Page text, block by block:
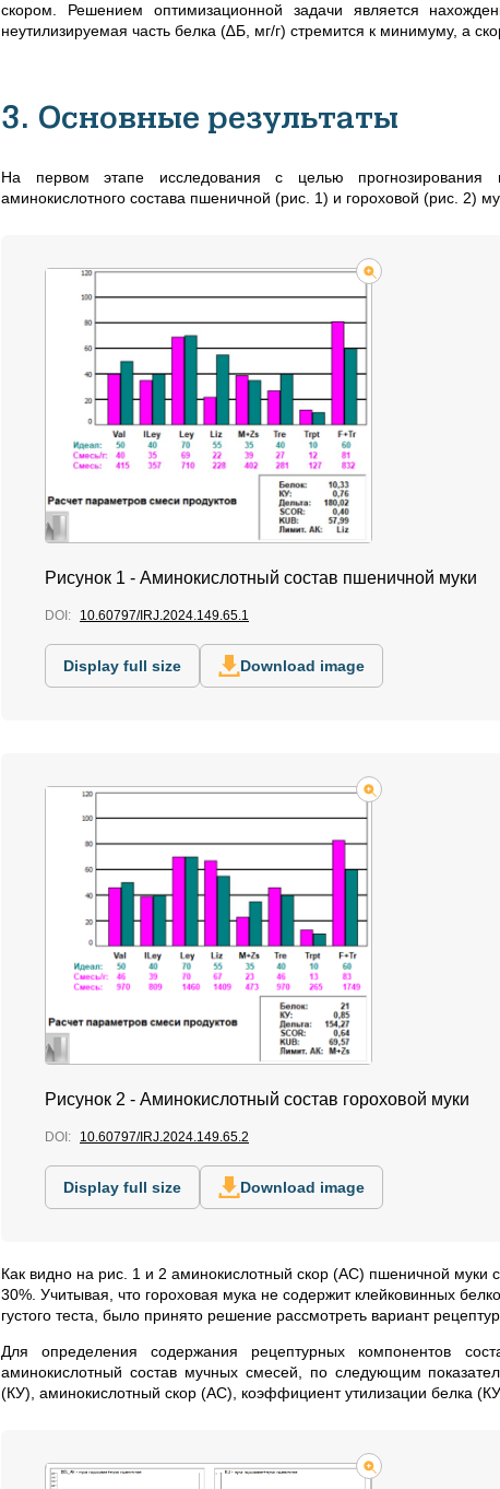
скором. Решением оптимизационной задачи является
неутилизируемая часть белка (∆Б, мг/г) стремится к минимуму, а
3. Основные результаты
На первом этапе исследования с целью прогнозирования
аминокислотного состава пшеничной (рис. 1) и гороховой (рис. 2)
Рисунок 1 - Аминокислотный состав пшеничной муки
DOI: 10.60797/IRJ.2024.149.65.1
Display full size Download image
Рисунок 2 - Аминокислотный состав гороховой муки
DOI: 10.60797/IRJ.2024.149.65.2
Display full size Download image
Как видно на рис. 1 и 2 аминокислотный скор (АС) пшеничной муки
30%. Учитывая, что гороховая мука не содержит клейковинных
густого теста, было принято решение рассмотреть вариант
Для определения содержания рецептурных компонентов
аминокислотный состав мучных смесей, по следующим
(КУ), аминокислотный скор (АС), коэффициент утилизации белка